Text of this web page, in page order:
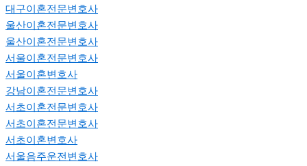
대구이혼전문변호사
울산이혼전문변호사
울산이혼전문변호사
서울이혼전문변호사
서울이혼변호사
강남이혼전문변호사
서초이혼전문변호사
서초이혼전문변호사
서초이혼변호사
서울음주운전변호사